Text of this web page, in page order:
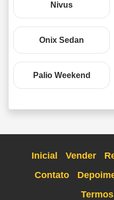
Nivus
Onix Sedan
Palio Weekend
Inicial Vender
Contato